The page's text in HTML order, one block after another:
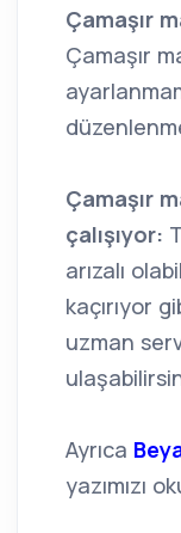
Çamaşır
Çamaşır
Çamaşır
çalışıyor:
arızalı
kaçırıyor
uzman
Ayrıca
yazımızı